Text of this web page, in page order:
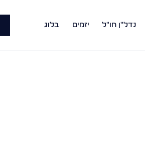
נדל"ן חו"ל יזמים בלוג